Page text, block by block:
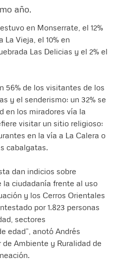
año.
en Monserrate, el 12%
Vieja, el 10% en
Las Delicias y el 2% el
56% de los visitantes de los
y el senderismo; un 32% se
en los miradores vía la
visitar un sitio religioso;
en la vía a La Calera o
cabalgatas.
dan indicios sobre
la ciudadanía frente al uso
y los Cerros Orientales
por 1.823 personas
sectores
edad”, anotó Andrés
Ambiente y Ruralidad de